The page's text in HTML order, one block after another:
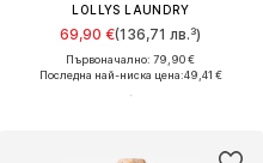
LOLLYS LAUNDRY
69,90 €(136,71 лв.³)
Първоначално: 79,90 €
Последна най-ниска цена:49,41 €